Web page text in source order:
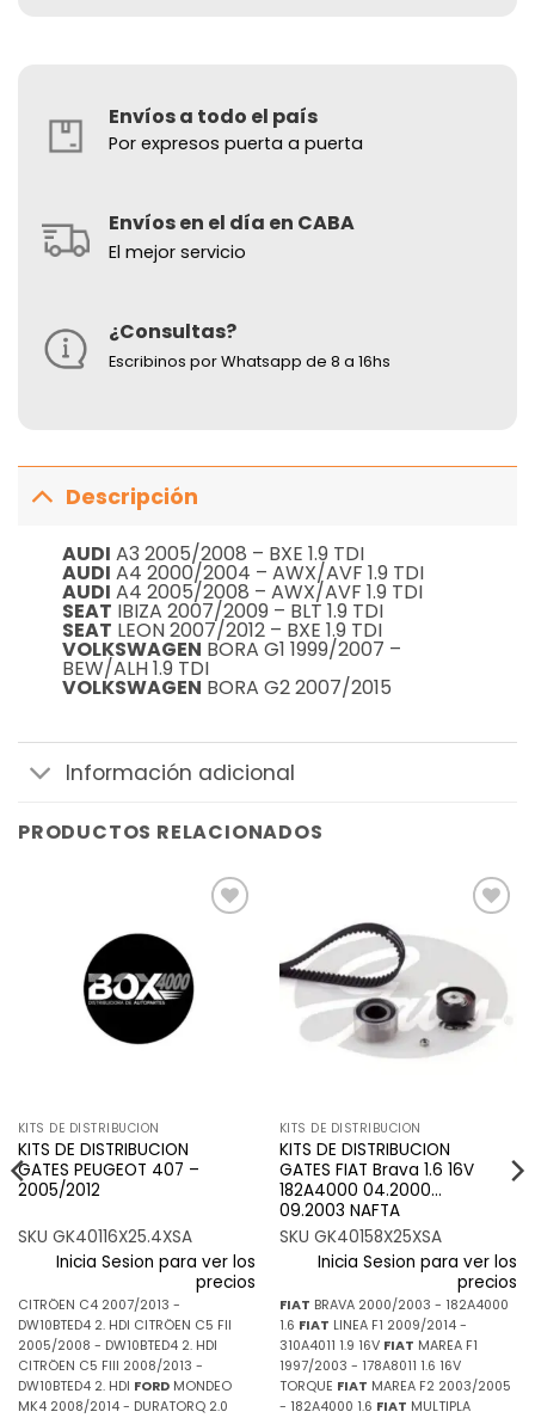
Envíos a todo el país
Por expresos puerta a puerta
Envíos en el día en CABA
El mejor servicio
¿Consultas?
Escribinos por Whatsapp de 8 a 16hs
Descripción
AUDI A3 2005/2008 – BXE 1.9 TDI
AUDI A4 2000/2004 – AWX/AVF 1.9 TDI
AUDI A4 2005/2008 – AWX/AVF 1.9 TDI
SEAT IBIZA 2007/2009 – BLT 1.9 TDI
SEAT LEON 2007/2012 – BXE 1.9 TDI
VOLKSWAGEN BORA G1 1999/2007 –
BEW/ALH 1.9 TDI
VOLKSWAGEN BORA G2 2007/2015
Información adicional
PRODUCTOS RELACIONADOS
deseos
KITS DE DISTRIBUCION
KITS DE DISTRIBUCION
GATES PEUGEOT 407 –
2005/2012
SKU GK40116X25.4XSA
Inicia Sesion para ver los
precios
CITRÖEN C4 2007/2013 -
DW10BTED4 2. HDI CITRÖEN C5 FII
2005/2008 - DW10BTED4 2. HDI
CITRÖEN C5 FIII 2008/2013 -
DW10BTED4 2. HDI FORDMONDEO
MK4 2008/2014 - DURATORQ 2.0
a la
lista de
deseos
KITS DE DISTRIBUCION
KITS DE DISTRIBUCION
GATES FIAT Brava 1.6 16V
182A4000 04.2000…
09.2003 NAFTA
SKU GK40158X25XSA
Inicia Sesion para ver los
precios
FIAT BRAVA 2000/2003 - 182A4000
1.6 FIAT LINEA F1 2009/2014 -
310A4011 1.9 16V FIAT MAREA F1
1997/2003 - 178A8011 1.6 16V
TORQUE FIAT MAREA F2 2003/2005
- 182A4000 1.6 FIAT MULTIPLA